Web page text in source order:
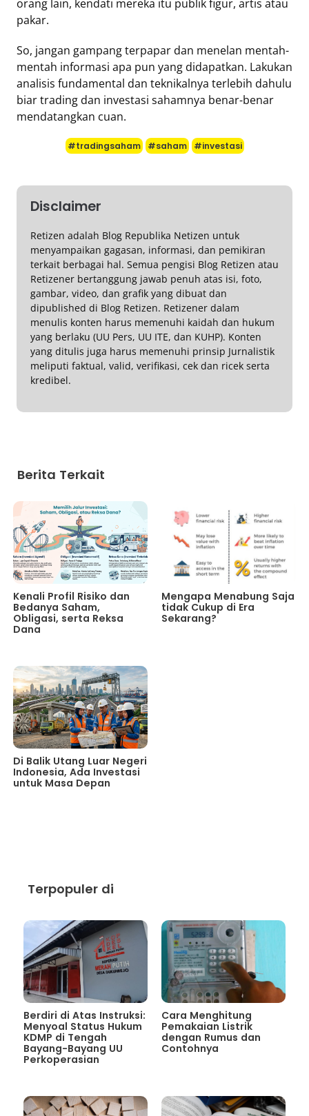
orang lain, kendati mereka itu publik figur, artis atau
pakar.
So, jangan gampang terpapar dan menelan mentah-
mentah informasi apa pun yang didapatkan. Lakukan
analisis fundamental dan teknikalnya terlebih dahulu
biar trading dan investasi sahamnya benar-benar
mendatangkan cuan.
#tradingsaham #saham #investasi
Disclaimer
Retizen adalah Blog Republika Netizen untuk
menyampaikan gagasan, informasi, dan pemikiran
terkait berbagai hal. Semua pengisi Blog Retizen atau
Retizener bertanggung jawab penuh atas isi, foto,
gambar, video, dan grafik yang dibuat dan
dipublished di Blog Retizen. Retizener dalam
menulis konten harus memenuhi kaidah dan hukum
yang berlaku (UU Pers, UU ITE, dan KUHP). Konten
yang ditulis juga harus memenuhi prinsip Jurnalistik
meliputi faktual, valid, verifikasi, cek dan ricek serta
kredibel.
Berita Terkait
Kenali Profil Risiko dan
Bedanya Saham,
Obligasi, serta Reksa
Dana
Mengapa Menabung Saja
tidak Cukup di Era
Sekarang?
Di Balik Utang Luar Negeri
Indonesia, Ada Investasi
untuk Masa Depan
Terpopuler di
Berdiri di Atas Instruksi:
Menyoal Status Hukum
KDMP di Tengah
Bayang-Bayang UU
Perkoperasian
Cara Menghitung
Pemakaian Listrik
dengan Rumus dan
Contohnya